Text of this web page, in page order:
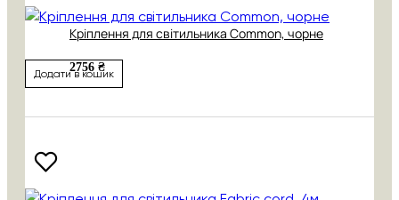
Кріплення для світильника Common, чорне
2756 ₴
Додати в кошик